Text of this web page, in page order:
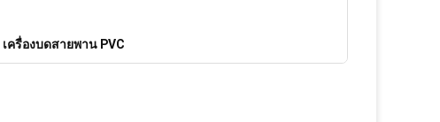
เครื่องบดสายพาน PVC